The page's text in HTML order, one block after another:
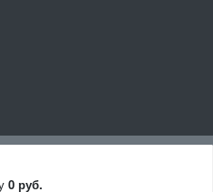
магазин МЕГАРАЙ, 2025
0 руб.